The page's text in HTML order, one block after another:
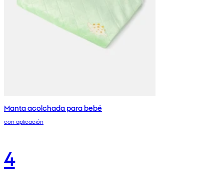
Manta acolchada para bebé
con aplicación
4